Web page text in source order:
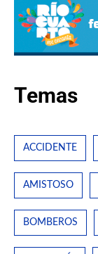
Temas
ACCIDENTE
AMISTOSO
BOMBEROS